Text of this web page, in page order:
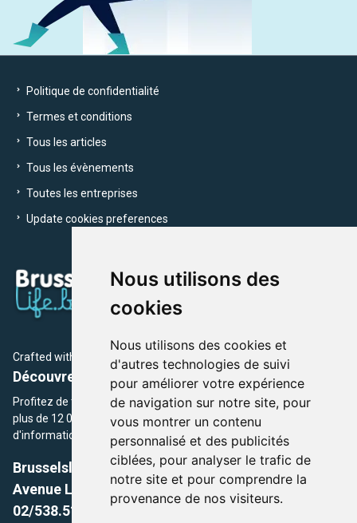
Nous utilisons des
cookies
Nous utilisons des cookies et
d'autres technologies de suivi
pour améliorer votre expérience
de navigation sur notre site, pour
vous montrer un contenu
personnalisé et des publicités
ciblées, pour analyser le trafic de
notre site et pour comprendre la
provenance de nos visiteurs.
Politique de confidentialité
Termes et conditions
Tous les articles
Tous les évènements
Toutes les entreprises
Update cookies preferences
Crafted with by Brusselslife Team
Découvrez plus de 12 000 adresses et événements
Profitez de toutes les sections de BrusselsLife.be et découvrez
plus de 12 000 adresses et un grand choix d'événements,
d'informations et de conseils et astuces de notre écriture.
Brusselslife.be
Avenue Louise, 500 -1050 Ixelles, Brussels,
02/538.51.49.